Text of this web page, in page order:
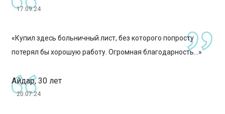
17.09.24
«Купил здесь больничный лист, без которого попросту
потерял бы хорошую работу. Огромная благодарность...»
Айдар, 30 лет
20.07.24